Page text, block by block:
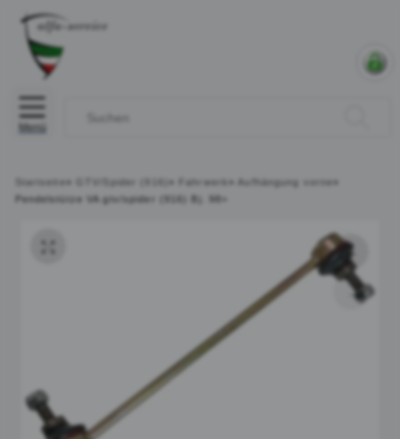
Menü
Startseite » GTV/Spider (916) » Fahrwerk » Aufhängung vorne »
Pendelstütze VA gtv/spider (916) Bj. 98>